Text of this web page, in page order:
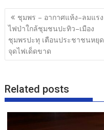
e
b
o
o
k
itt
er
e ar
e
แนะแนว
เรื่อง
ชุมพร – อากาศแห้ง–ลมแรง
ไฟป่าใกล้ชุมชนปะทิว–เมือง
ชุมพรปะทุ เตือนประชาชนหยุด
จุดไฟเด็ดขาด
Related posts